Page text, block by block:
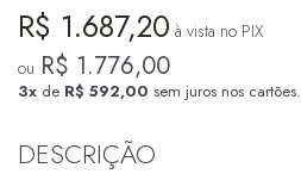
R$ 1.687,20 à vista no PIX
ou R$ 1.776,00
3x de R$ 592,00 sem juros nos cartões.
DESCRIÇÃO